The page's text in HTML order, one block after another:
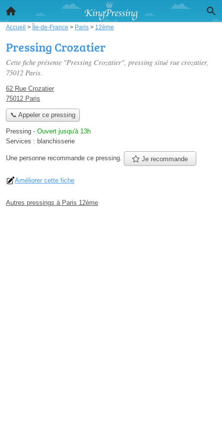
Accueil > Île-de-France > Paris > 12ème
Pressing Crozatier
Cette fiche présente "Pressing Crozatier", pressing situé rue crozatier,
75012 Paris.
62 Rue Crozatier
75012 Paris
📞 Appeler ce pressing
Pressing - Ouvert jusqu'à 13h
Services : blanchisserie
Une personne recommande ce pressing. Je recommande
Améliorer cette fiche
Autres pressings à Paris 12ème